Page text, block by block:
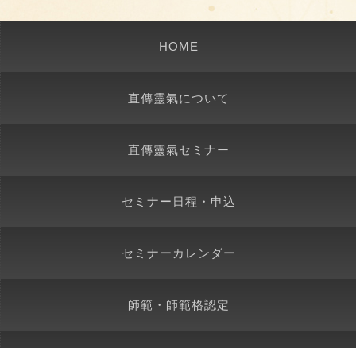
HOME
直傳靈氣について
直傳靈氣セミナー
セミナー日程・申込
セミナーカレンダー
師範・師範格認定